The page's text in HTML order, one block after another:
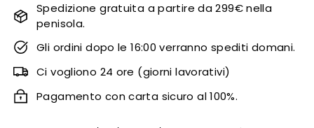
Spedizione gratuita a partire da 299€ nella
penisola.
Gli ordini dopo le 16:00 verranno spediti domani.
Ci vogliono 24 ore (giorni lavorativi)
Pagamento con carta sicuro al 100%.